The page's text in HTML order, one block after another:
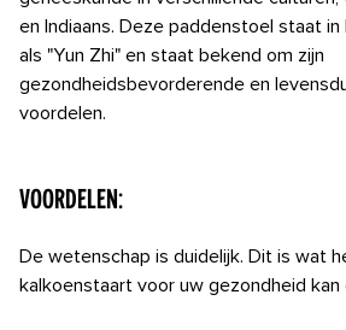
en Indiaans. Deze paddenstoel staat
als "Yun Zhi" en staat bekend om zijn
gezondheidsbevorderende en
voordelen.
Voordelen:
De wetenschap is duidelijk. Dit is wat
kalkoenstaart voor uw gezondheid kan